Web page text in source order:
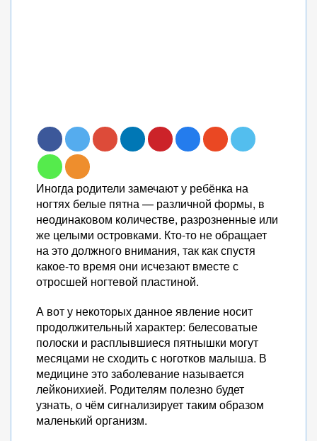
Иногда родители замечают у ребёнка на
ногтях белые пятна — различной формы, в
неодинаковом количестве, разрозненные или
же целыми островками. Кто-то не обращает
на это должного внимания, так как спустя
какое-то время они исчезают вместе с
отросшей ногтевой пластиной.
А вот у некоторых данное явление носит
продолжительный характер: белесоватые
полоски и расплывшиеся пятнышки могут
месяцами не сходить с ноготков малыша. В
медицине это заболевание называется
лейконихией. Родителям полезно будет
узнать, о чём сигнализирует таким образом
маленький организм.